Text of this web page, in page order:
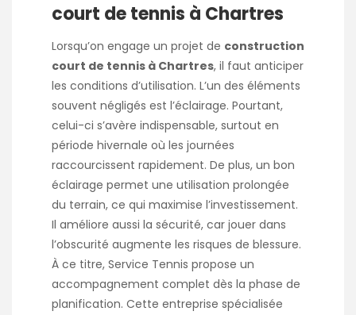
court de tennis à Chartres
Lorsqu’on engage un projet de construction
court de tennis à Chartres, il faut anticiper
les conditions d’utilisation. L’un des éléments
souvent négligés est l’éclairage. Pourtant,
celui-ci s’avère indispensable, surtout en
période hivernale où les journées
raccourcissent rapidement. De plus, un bon
éclairage permet une utilisation prolongée
du terrain, ce qui maximise l’investissement.
Il améliore aussi la sécurité, car jouer dans
l’obscurité augmente les risques de blessure.
À ce titre, Service Tennis propose un
accompagnement complet dès la phase de
planification. Cette entreprise spécialisée